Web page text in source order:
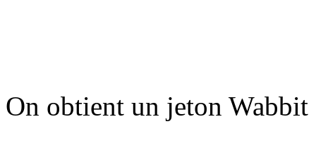
On obtient un jeton Wabbit